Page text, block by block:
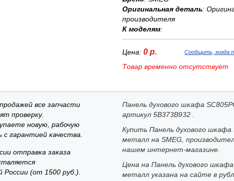
Оригинальная деталь:
производителя
К моделям:
Цена: 0 р. Сообщить, когда
Товар временно отсутствует
все запчасти
проверку.
новую, рабочую
с гарантией качества.
отправка заказа
России (от 1500 руб.).
Панель духового шкафа
артикул 5B373B932 .
Купить Панель духового шкафа
металл на SMEG,
нашем интернет-магазине.
Цена на Панель духового шкафа
металл указана на сайте в